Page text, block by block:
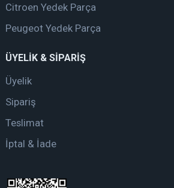
Citroen Yedek Parça
Peugeot Yedek Parça
ÜYELİK & SİPARİŞ
Üyelik
Sipariş
Teslimat
İptal & İade